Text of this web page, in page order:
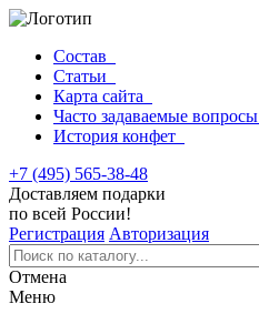
Состав
Статьи
Карта сайта
Часто задаваемые вопросы
История конфет
+7 (495) 565-38-48
Доставляем подарки
по всей России!
Регистрация Авторизация
Отмена
Меню